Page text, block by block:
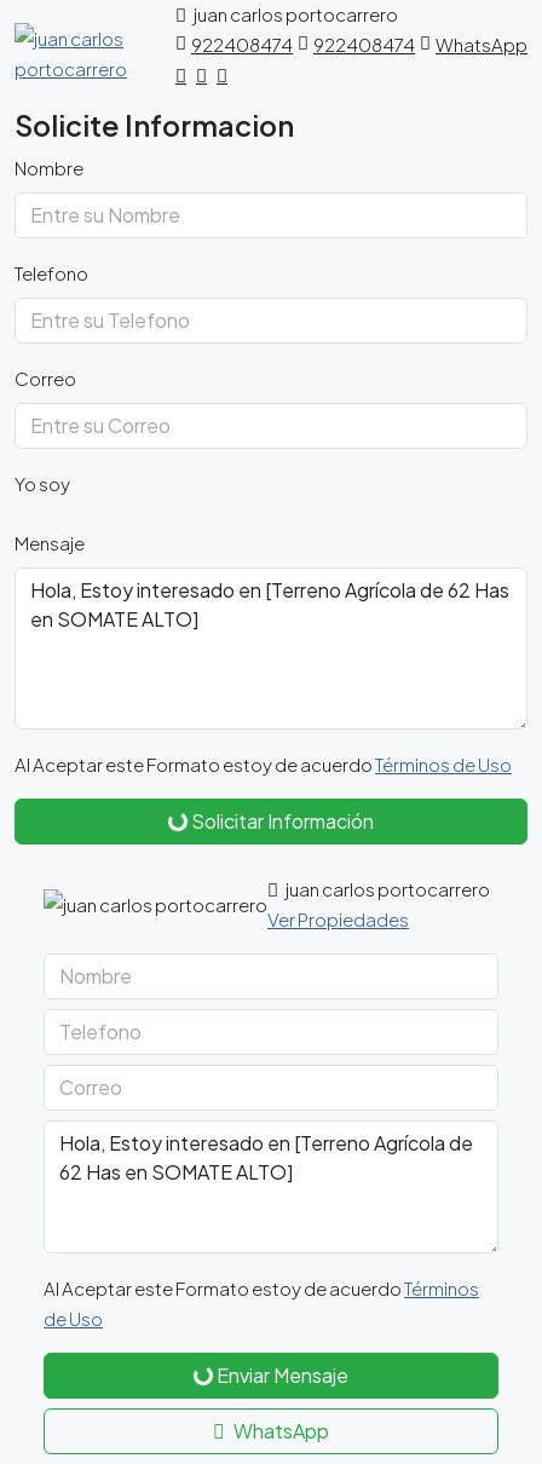
juan carlos portocarrero
922408474
922408474 WhatsApp
Solicite Informacion
Nombre
Telefono
Correo
Yo soy
Mensaje
Al Aceptar este Formato estoy de acuerdoTérminos de Uso
Solicitar Información
juan carlos portocarrero
Ver Propiedades
Al Aceptar este Formato estoy de acuerdoTérminos
de Uso
Enviar Mensaje
WhatsApp